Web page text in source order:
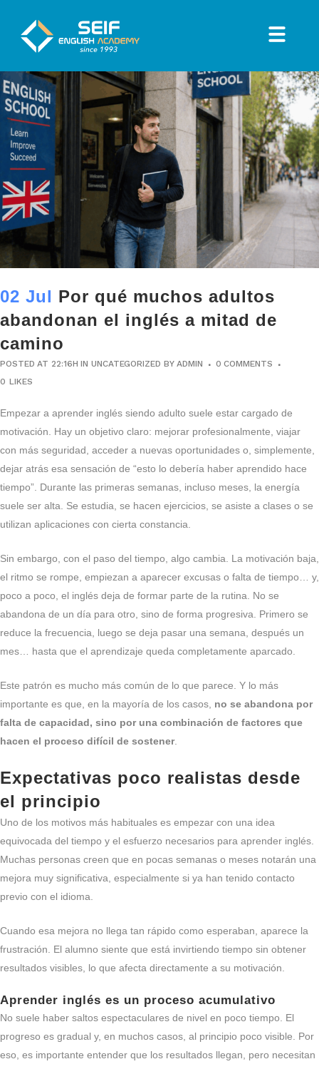
02 Jul Por qué muchos adultos
abandonan el inglés a mitad de
camino
POSTED AT 22:16H INUNCATEGORIZED BYADMIN
0 COMMENTS
0 LIKES
Empezar a aprender inglés siendo adulto suele estar cargado de
motivación. Hay un objetivo claro: mejorar profesionalmente, viajar
con más seguridad, acceder a nuevas oportunidades o, simplemente,
dejar atrás esa sensación de “esto lo debería haber aprendido hace
tiempo”. Durante las primeras semanas, incluso meses, la energía
suele ser alta. Se estudia, se hacen ejercicios, se asiste a clases o se
utilizan aplicaciones con cierta constancia.
Sin embargo, con el paso del tiempo, algo cambia. La motivación baja,
el ritmo se rompe, empiezan a aparecer excusas o falta de tiempo… y,
poco a poco, el inglés deja de formar parte de la rutina. No se
abandona de un día para otro, sino de forma progresiva. Primero se
reduce la frecuencia, luego se deja pasar una semana, después un
mes… hasta que el aprendizaje queda completamente aparcado.
Este patrón es mucho más común de lo que parece. Y lo más
importante es que, en la mayoría de los casos, no se abandona por
falta de capacidad, sino por una combinación de factores que
hacen el proceso difícil de sostener.
Expectativas poco realistas desde
el principio
Uno de los motivos más habituales es empezar con una idea
equivocada del tiempo y el esfuerzo necesarios para aprender inglés.
Muchas personas creen que en pocas semanas o meses notarán una
mejora muy significativa, especialmente si ya han tenido contacto
previo con el idioma.
Cuando esa mejora no llega tan rápido como esperaban, aparece la
frustración. El alumno siente que está invirtiendo tiempo sin obtener
resultados visibles, lo que afecta directamente a su motivación.
Aprender inglés es un proceso acumulativo
No suele haber saltos espectaculares de nivel en poco tiempo. El
progreso es gradual y, en muchos casos, al principio poco visible. Por
eso, es importante entender que los resultados llegan, pero necesitan